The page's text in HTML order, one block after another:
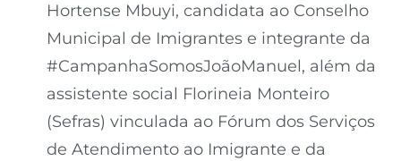
Hortense Mbuyi, candidata ao Conselho
Municipal de Imigrantes e integrante da
#CampanhaSomosJoãoManuel, além da
assistente social Florineia Monteiro
(Sefras) vinculada ao Fórum dos Serviços
de Atendimento ao Imigrante e da